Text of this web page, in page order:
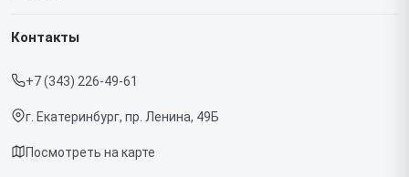
Срочный ремонт
Доставка и способы оплаты
Диагностика
Ноутбуков
Контакты
+7 (343) 226-49-61
г. Екатеринбург, пр. Ленина, 49Б
Посмотреть на карте